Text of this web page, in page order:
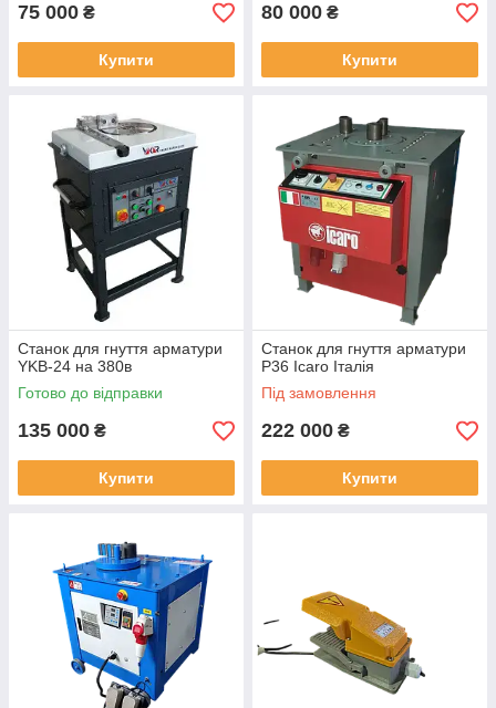
75 000 ₴
Купити
80 000 ₴
Купити
Станок для гнуття арматури
YKB-24 на 380в
Готово до відправки
135 000 ₴
Купити
Станок для гнуття арматури
Р36 Icaro Італія
Під замовлення
222 000 ₴
Купити